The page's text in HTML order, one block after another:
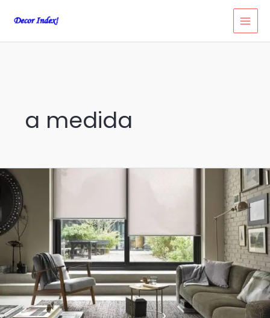
a medida